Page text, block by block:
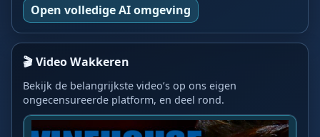
Open volledige AI omgeving
🎬 Video Wakkeren
Bekijk de belangrijkste video’s op ons eigen
ongecensureerde platform, en deel rond.